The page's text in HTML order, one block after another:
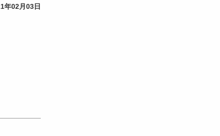
年02月03日